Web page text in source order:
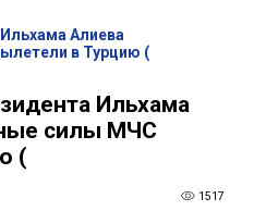
Алиева
в Турцию (
Ильхама
силы МЧС
(
1517